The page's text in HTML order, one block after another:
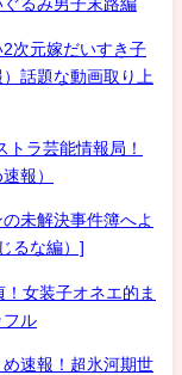
るみ男子末路編
次元嫁だいすき子
話題な動画取り上
ラ芸能情報局！
報）
未解決事件簿へよ
るな編）]
女装子オネエ的ま
ル
速報！超氷河期世